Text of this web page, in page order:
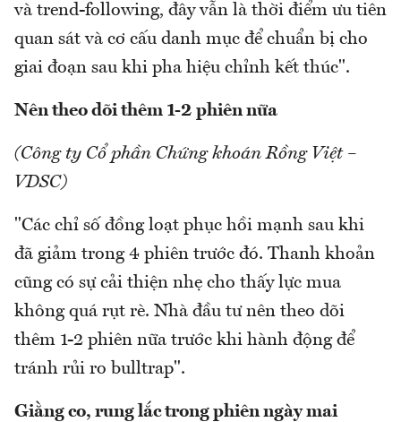
và trend-following, đây vẫn là thời điểm ưu tiên
quan sát và cơ cấu danh mục để chuẩn bị cho
giai đoạn sau khi pha hiệu chỉnh kết thúc".
Nên theo dõi thêm 1-2 phiên nữa
(Công ty Cổ phần Chứng khoán Rồng Việt –
VDSC)
"Các chỉ số đồng loạt phục hồi mạnh sau khi
đã giảm trong 4 phiên trước đó. Thanh khoản
cũng có sự cải thiện nhẹ cho thấy lực mua
không quá rụt rè. Nhà đầu tư nên theo dõi
thêm 1-2 phiên nữa trước khi hành động để
tránh rủi ro bulltrap".
Giằng co, rung lắc trong phiên ngày mai